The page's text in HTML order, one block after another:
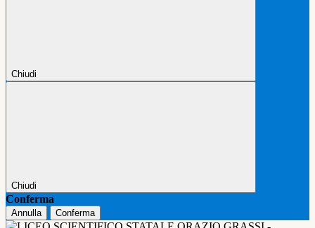
Chiudi
Chiudi
Conferma
Annulla Conferma